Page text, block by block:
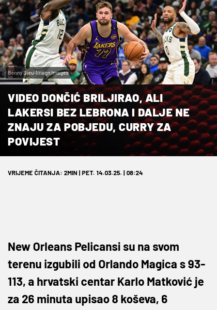
Benny Sieu-Imagn Images
VIDEO DONČIĆ BRILJIRAO, ALI
LAKERSI BEZ LEBRONA I DALJE NE
ZNAJU ZA POBJEDU, CURRY ZA
POVIJEST
VRIJEME ČITANJA: 2MIN | PET. 14.03.25. | 08:24
New Orleans Pelicansi su na svom
terenu izgubili od Orlando Magica s 93-
113, a hrvatski centar Karlo Matković je
za 26 minuta upisao 8 koševa, 6